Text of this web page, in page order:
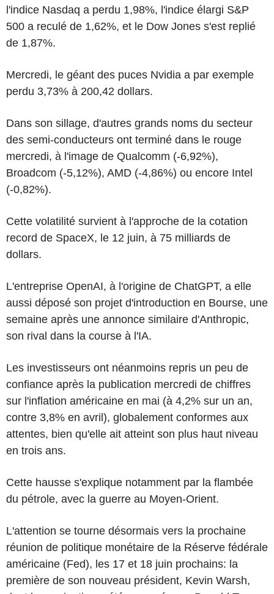
l'indice Nasdaq a perdu 1,98%, l'indice élargi S&P
500 a reculé de 1,62%, et le Dow Jones s'est replié
de 1,87%.
Mercredi, le géant des puces Nvidia a par exemple
perdu 3,73% à 200,42 dollars.
Dans son sillage, d'autres grands noms du secteur
des semi-conducteurs ont terminé dans le rouge
mercredi, à l'image de Qualcomm (-6,92%),
Broadcom (-5,12%), AMD (-4,86%) ou encore Intel
(-0,82%).
Cette volatilité survient à l'approche de la cotation
record de SpaceX, le 12 juin, à 75 milliards de
dollars.
L'entreprise OpenAI, à l'origine de ChatGPT, a elle
aussi déposé son projet d'introduction en Bourse, une
semaine après une annonce similaire d'Anthropic,
son rival dans la course à l'IA.
Les investisseurs ont néanmoins repris un peu de
confiance après la publication mercredi de chiffres
sur l'inflation américaine en mai (à 4,2% sur un an,
contre 3,8% en avril), globalement conformes aux
attentes, bien qu'elle ait atteint son plus haut niveau
en trois ans.
Cette hausse s'explique notamment par la flambée
du pétrole, avec la guerre au Moyen-Orient.
L'attention se tourne désormais vers la prochaine
réunion de politique monétaire de la Réserve fédérale
américaine (Fed), les 17 et 18 juin prochains: la
première de son nouveau président, Kevin Warsh,